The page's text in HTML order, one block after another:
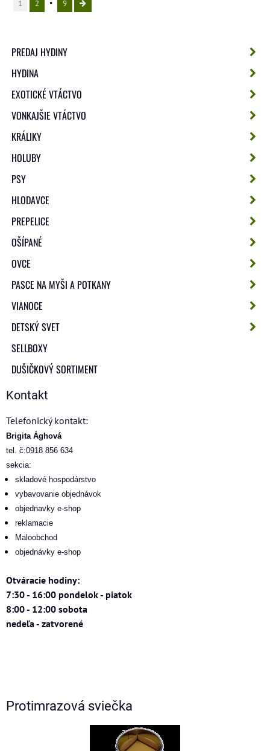
1 2 9
PREDAJ HYDINY
HYDINA
EXOTICKÉ VTÁCTVO
VONKAJŠIE VTÁCTVO
KRÁLIKY
HOLUBY
PSY
HLODAVCE
PREPELICE
OŠÍPANÉ
OVCE
PASCE NA MYŠI A POTKANY
VIANOCE
DETSKÝ SVET
SELLBOXY
DUŠIČKOVÝ SORTIMENT
Kontakt
Telefonický kontakt:
Brigita Ághová
tel. č:0918 856 634
sekcia:
skladové hospodárstvo
vybavovanie objednávok
objednavky e-shop
reklamacie
Maloobchod
objednávky e-shop
Otváracie hodiny:
7:30 - 16:00 pondelok - piatok
8:00 - 12:00 sobota
nedeľa - zatvorené
Protimrazová sviečka